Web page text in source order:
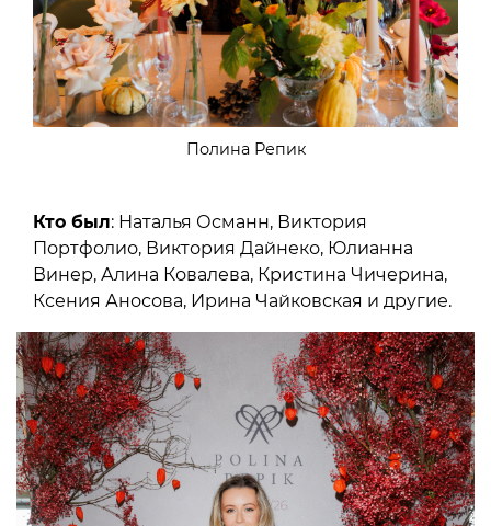
Полина Репик
Кто был: Наталья Османн, Виктория
Портфолио, Виктория Дайнеко, Юлианна
Винер, Алина Ковалева, Кристина Чичерина,
Ксения Аносова, Ирина Чайковская и другие.